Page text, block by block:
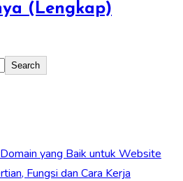
(Lengkap)
Search
yang Baik untuk Website
Fungsi dan Cara Kerja